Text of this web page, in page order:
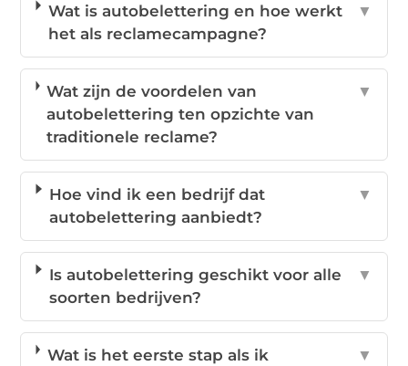
Wat is autobelettering en hoe werkt
het als reclamecampagne?
▼
Wat zijn de voordelen van
autobelettering ten opzichte van
traditionele reclame?
▼
Hoe vind ik een bedrijf dat
autobelettering aanbiedt?
▼
Is autobelettering geschikt voor alle
soorten bedrijven?
▼
Wat is het eerste stap als ik
▼